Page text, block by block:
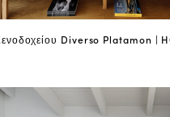
Diverso Platamon |